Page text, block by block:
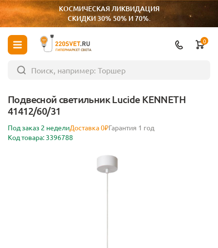
КОСМИЧЕСКАЯ ЛИКВИДАЦИЯ
СКИДКИ 30% 50% И 70%.
ГИПЕРМАРКЕТ СВЕТА
0
Подвесной светильник Lucide KENNETH
41412/60/31
Под заказ 2 неделиДоставка 0₽Гарантия 1 год
Код товара: 3396788